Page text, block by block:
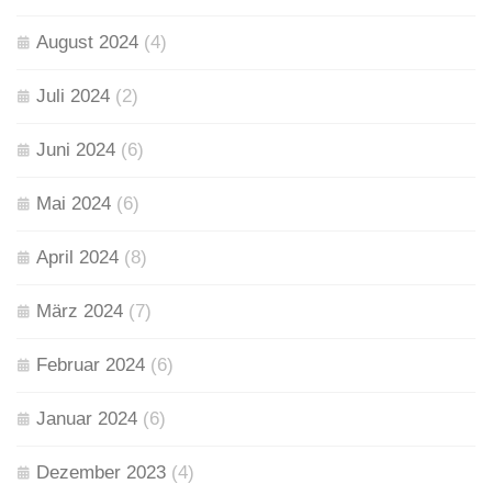
August 2024 (4)
Juli 2024 (2)
Juni 2024 (6)
Mai 2024 (6)
April 2024 (8)
März 2024 (7)
Februar 2024 (6)
Januar 2024 (6)
Dezember 2023 (4)